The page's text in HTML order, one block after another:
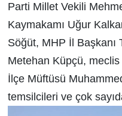
Parti Millet Vekili
Kaymakamı Uğur
Söğüt, MHP İl Başkanı
Metehan Küpçü, meclis
İlçe Müftüsü
temsilcileri ve çok